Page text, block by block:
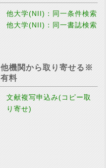
他大学(NII)：同一条件検索
他大学(NII)：同一書誌検索
他機関から取り寄せる※
有料
文献複写申込み(コピー取
り寄せ)